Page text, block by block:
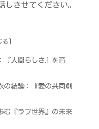
しさせてください。
『人間らしさ』を育
の結論：『愛の共同創
む『ラブ世界』の未来